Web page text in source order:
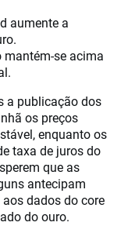
aumente a
mantém-se acima
a publicação dos
os preços
enquanto os
taxa de juros do
que as
antecipam
dados do core
do ouro.